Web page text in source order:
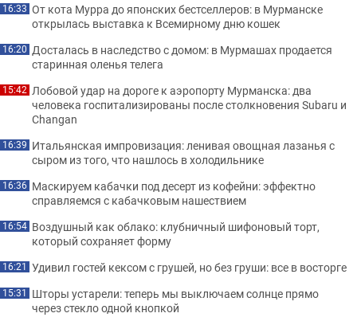
16:33 От кота Мурра до японских бестселлеров: в Мурманске
открылась выставка к Всемирному дню кошек
16:20 Досталась в наследство с домом: в Мурмашах продается
старинная оленья телега
15:42 Лобовой удар на дороге к аэропорту Мурманска: два
человека госпитализированы после столкновения Subaru и
Changan
16:39 Итальянская импровизация: ленивая овощная лазанья с
сыром из того, что нашлось в холодильнике
16:36 Маскируем кабачки под десерт из кофейни: эффектно
справляемся с кабачковым нашествием
16:54 Воздушный как облако: клубничный шифоновый торт,
который сохраняет форму
16:21 Удивил гостей кексом с грушей, но без груши: все в восторге
15:31 Шторы устарели: теперь мы выключаем солнце прямо
через стекло одной кнопкой